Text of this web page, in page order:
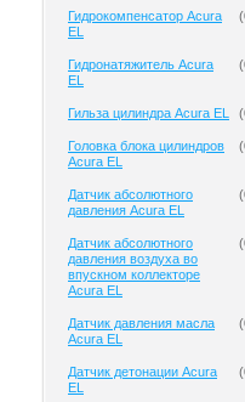
Гидрокомпенсатор Acura
EL
(
Гидронатяжитель Acura
EL
(
Гильза цилиндра Acura EL (
Головка блока цилиндров
Acura EL
(
Датчик абсолютного
давления Acura EL
(
Датчик абсолютного
давления воздуха во
впускном коллекторе
Acura EL
(
Датчик давления масла
Acura EL
(
Датчик детонации Acura
EL
(